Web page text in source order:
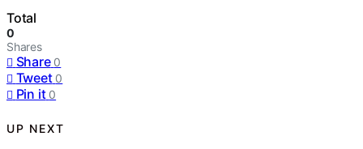
Total
0
Shares
Share 0
Tweet 0
Pin it 0
UP NEXT